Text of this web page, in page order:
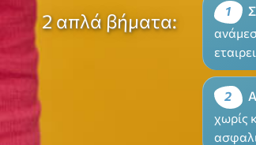
2 απλά βήματα: 1
2
χωρίς